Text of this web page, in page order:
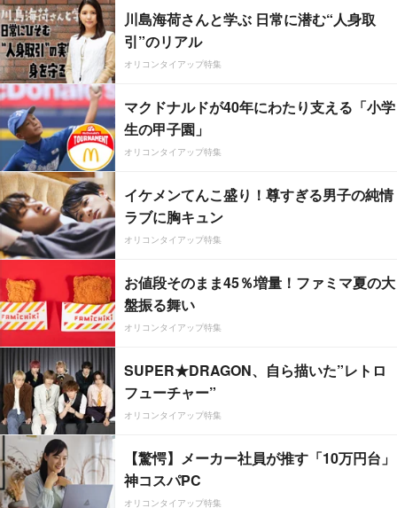
川島海荷さんと学ぶ 日常に潜む“人身取
引”のリアル
オリコンタイアップ特集
マクドナルドが40年にわたり支える「小学
生の甲子園」
オリコンタイアップ特集
イケメンてんこ盛り！尊すぎる男子の純情
ラブに胸キュン
オリコンタイアップ特集
お値段そのまま45％増量！ファミマ夏の大
盤振る舞い
オリコンタイアップ特集
SUPER★DRAGON、自ら描いた”レトロ
フューチャー”
オリコンタイアップ特集
【驚愕】メーカー社員が推す「10万円台」
神コスパPC
オリコンタイアップ特集